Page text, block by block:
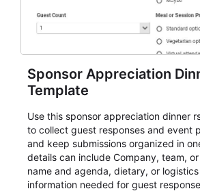
Sponsor Appreciation
Template
Use this sponsor appreciation dinner
to collect guest responses and event
and keep submissions organized in
details can include Company, team,
name and agenda, dietary, or
information needed for guest